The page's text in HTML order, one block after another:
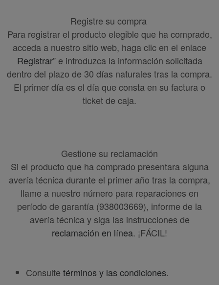
Registre su compra
Para registrar el producto elegible que ha comprado,
acceda a nuestro sitio web, haga clic en el enlace
Registrar” e introduzca la información solicitada
dentro del plazo de 30 días naturales tras la compra.
El primer día es el día que consta en su factura o
ticket de caja.
Gestione su reclamación
Si el producto que ha comprado presentara alguna
avería técnica durante el primer año tras la compra,
llame a nuestro número para reparaciones en
período de garantía (938003669), informe de la
avería técnica y siga las instrucciones de
reclamación en línea. ¡FÁCIL!
Consultetérminos y las condiciones.